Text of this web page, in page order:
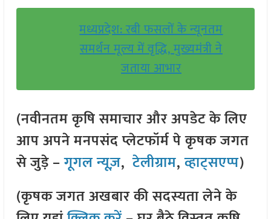
मध्यप्रदेश: रबी फसलों के न्यूनतम
समर्थन मूल्य में वृद्धि, मुख्यमंत्री ने
जताया आभार
(नवीनतम कृषि समाचार और अपडेट के लिए
आप अपने मनपसंद प्लेटफॉर्म पे कृषक जगत
से जुड़े –गूगल न्यूज़,टेलीग्राम,व्हाट्सएप्प)
(कृषक जगत अखबार की सदस्यता लेने के